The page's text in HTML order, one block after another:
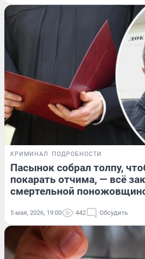
КРИМИНАЛ ПОДРОБНОСТИ
Пасынок собрал толпу,
покарать отчима, — всё
смертельной
5 мая, 2026, 19:00 442 Обсудить